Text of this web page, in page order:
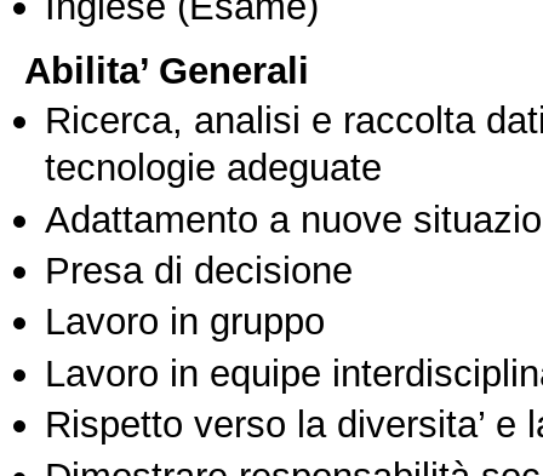
Abilita’ Generali
Ricerca, analisi e raccolta
tecnologie adeguate
Adattamento a nuove
Presa di decisione
Lavoro in gruppo
Lavoro in equipe
Rispetto verso la diversita’ e